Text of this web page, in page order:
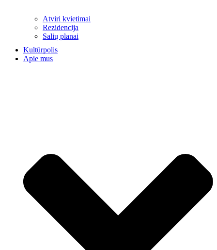
Atviri kvietimai
Rezidencija
Salių planai
Kultūrpolis
Apie mus